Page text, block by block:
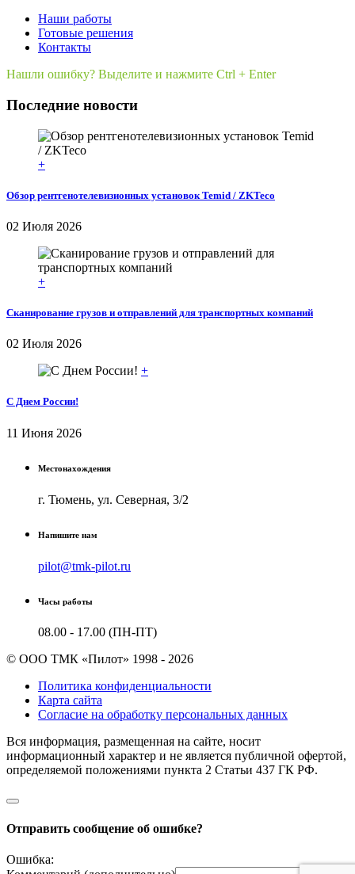
Наши работы
Готовые решения
Контакты
Нашли ошибку? Выделите и нажмите Ctrl + Enter
Последние новости
+
Обзор рентгенотелевизионных установок Temid / ZKTeco
02 Июля 2026
+
Сканирование грузов и отправлений для транспортных компаний
02 Июля 2026
+
С Днем России!
11 Июня 2026
Местонахождения
г. Тюмень, ул. Северная, 3/2
Напишите нам
pilot@tmk-pilot.ru
Часы работы
08.00 - 17.00 (ПН-ПТ)
© ООО ТМК «Пилот» 1998 - 2026
Политика конфиденциальности
Карта сайта
Согласие на обработку персональных данных
Вся информация, размещенная на сайте, носит
информационный характер и не является публичной офертой,
определяемой положениями пункта 2 Cтатьи 437 ГК РФ.
Отправить сообщение об ошибке?
Ошибка: